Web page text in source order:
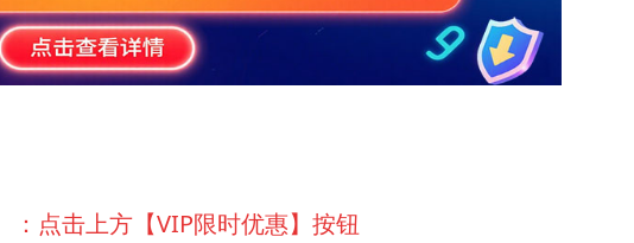
点击上方【VIP限时优惠】按钮